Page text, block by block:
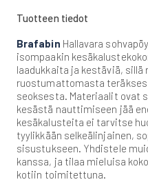
Tuotteen tiedot
Brafabin Hallavara
isompaakin
laadukkaita ja kestäviä,
ruostumattomasta
seoksesta. Materiaalit ovat
kesästä nauttimiseen jää
kesäkalusteita ei tarvitse
tyylikkään selkeälinjainen,
sisustukseen. Yhdistele
kanssa, ja tilaa mieluisa
kotiin toimitettuna.